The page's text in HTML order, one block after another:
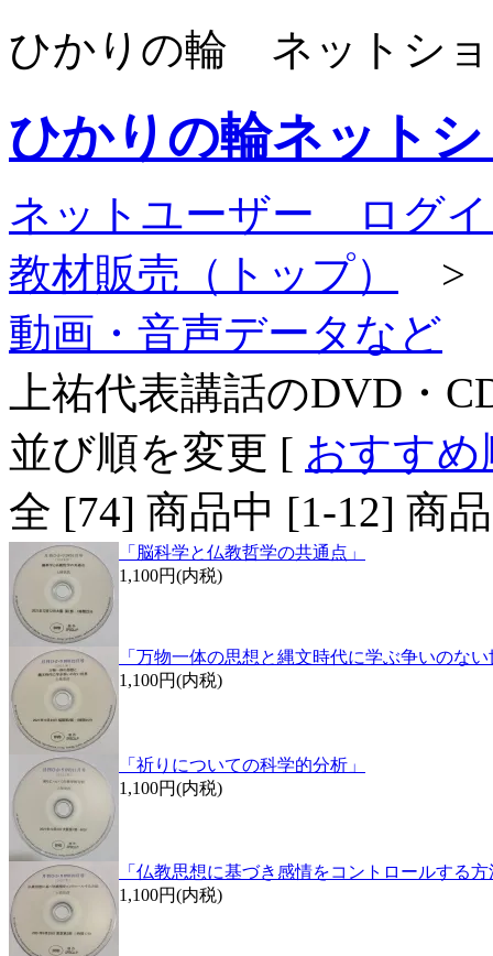
ひかりの輪 ネットシ
ひかりの輪ネット
ネットユーザー ログ
教材販売（トップ）
動画・音声データなど
上祐代表講話のDVD・
並び順を変更 [ おすすめ
全 [74] 商品中 [1-12] 商
「脳科学と仏教哲学の共通点」
1,100円(内税)
「万物一体の思想と縄文時代に学ぶ争いのな
1,100円(内税)
「祈りについての科学的分析」
1,100円(内税)
「仏教思想に基づき感情をコントロールする方
1,100円(内税)